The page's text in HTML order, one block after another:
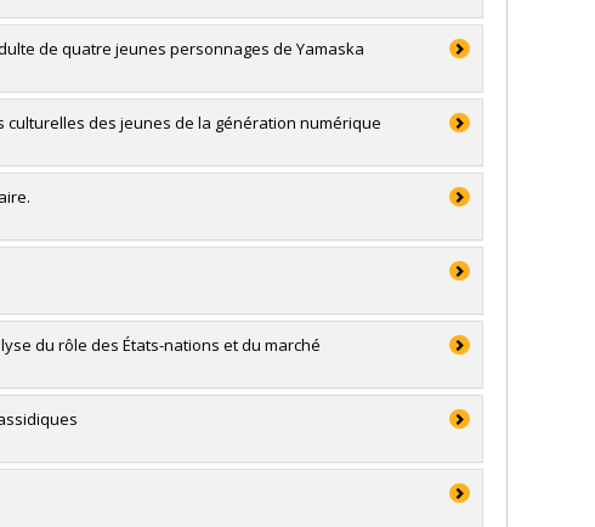
de quatre jeunes personnages de Yamaska
des jeunes de la génération numérique
du rôle des États-nations et du marché